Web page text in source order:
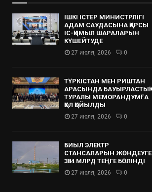
ІШКІ ІСТЕР МИНИСТРЛІГІ
АДАМ САУДАСЫНА ҚАРСЫ
ІС-ҚИМЫЛ ШАРАЛАРЫН
КҮШЕЙТУДЕ
27 июля, 2026 0
ТҮРКІСТАН МЕН РИШТАН
АРАСЫНДА БАУЫРЛАСТЫҚ
ТУРАЛЫ МЕМОРАНДУМҒА
ҚОЛ ҚОЙЫЛДЫ
27 июля, 2026 0
БИЫЛ ЭЛЕКТР
СТАНСАЛАРЫН ЖӨНДЕУГЕ
384 МЛРД ТЕҢГЕ БӨЛІНДІ
27 июля, 2026 0